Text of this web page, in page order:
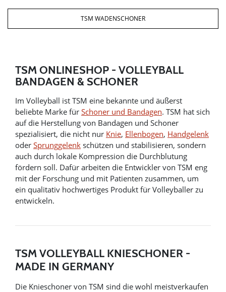
TSM WADENSCHONER
TSM ONLINESHOP - VOLLEYBALL
BANDAGEN & SCHONER
Im Volleyball ist TSM eine bekannte und äußerst
beliebte Marke für Schoner und Bandagen. TSM hat sich
auf die Herstellung von Bandagen und Schoner
spezialisiert, die nicht nur Knie, Ellenbogen, Handgelenk
oder Sprunggelenk schützen und stabilisieren, sondern
auch durch lokale Kompression die Durchblutung
fördern soll. Dafür arbeiten die Entwickler von TSM eng
mit der Forschung und mit Patienten zusammen, um
ein qualitativ hochwertiges Produkt für Volleyballer zu
entwickeln.
TSM VOLLEYBALL KNIESCHONER -
MADE IN GERMANY
Die Knieschoner von TSM sind die wohl meistverkaufen